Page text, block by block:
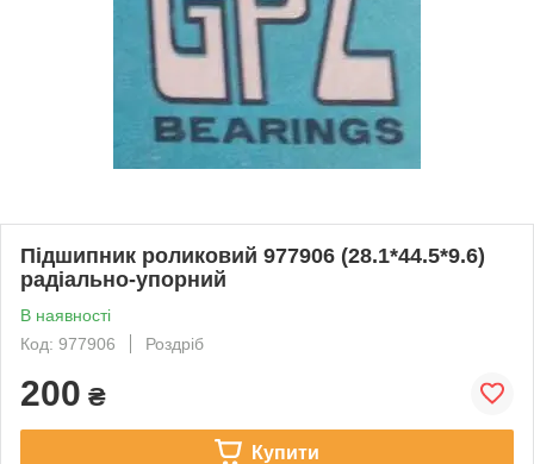
Підшипник роликовий 977906 (28.1*44.5*9.6)
радіально-упорний
В наявності
Код: 977906
Роздріб
200 ₴
Купити